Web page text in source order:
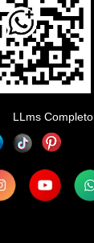
LLms Completo